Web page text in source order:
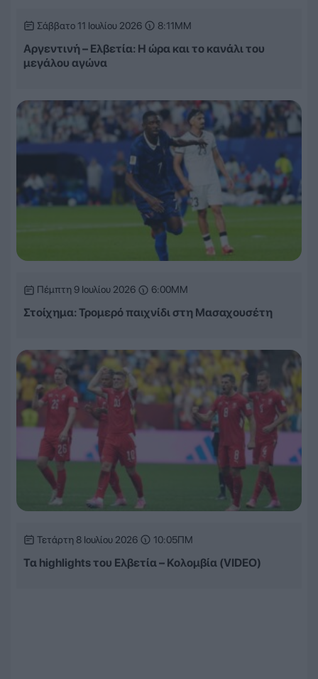
Σάββατο 11 Ιουλίου 2026 8:11ΜΜ
Αργεντινή – Ελβετία: Η ώρα και το κανάλι του
μεγάλου αγώνα
Πέμπτη 9 Ιουλίου 2026 6:00ΜΜ
Στοίχημα: Τρομερό παιχνίδι στη Μασαχουσέτη
Τετάρτη 8 Ιουλίου 2026 10:05ΠΜ
Τα highlights του Ελβετία – Κολομβία (VIDEO)